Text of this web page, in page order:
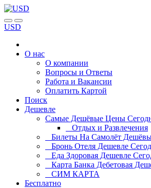
USD
О нас
О компании
Вопросы и Ответы
Работа и Вакансии
Оплатить Картой
Поиск
Дешевле
Самые Дешёвые Цены
Отдых и Развлечения
Билеты На Самолёт
Бронь Отеля Дешевле
Еда Здоровая Дешевле
Карта Банка Дебетовая
СИМ КАРТА
Бесплатно